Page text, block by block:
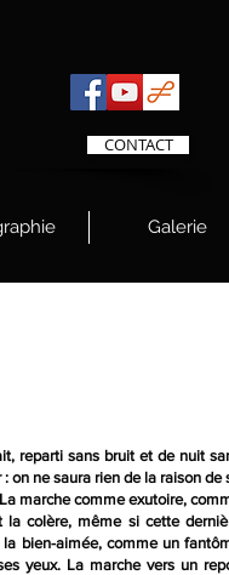
CONTACT
Galerie
reparti sans bruit et de nuit
on ne saura rien de la raison de
marche comme exutoire,
colère, même si cette
bien-aimée, comme un
yeux. La marche vers un